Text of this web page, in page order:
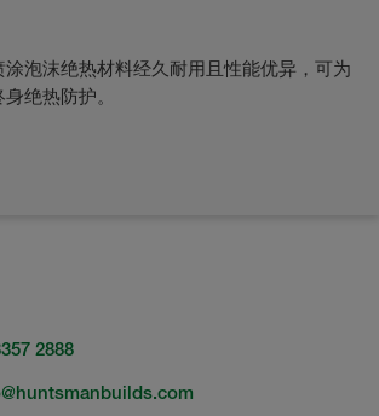
泡沫绝热材料经久耐用且性能优异，可为
绝热防护。
2888